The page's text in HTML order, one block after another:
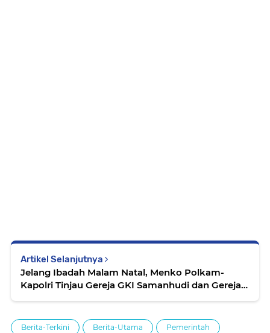
Artikel Selanjutnya
Jelang Ibadah Malam Natal, Menko Polkam-
Kapolri Tinjau Gereja GKI Samanhudi dan Gereja
Berita-Terkini Berita-Utama Pemerintah